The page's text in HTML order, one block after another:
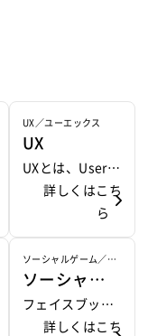
なり、11月から
UX／ユーエックス
UX
UXとは、User E
xperienceの略
記。 商品やサー
ビス自体の価値
や機能だけでは
なく、ユーザが
使用する・消費
する・所有する
詳しくはこち
ら
ソーシャルゲーム／ソ
ーシャルゲーム
ソーシャル
ゲーム
フェイスブック
(Facebook)やグ
詳しくはこち